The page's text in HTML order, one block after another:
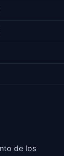
de los